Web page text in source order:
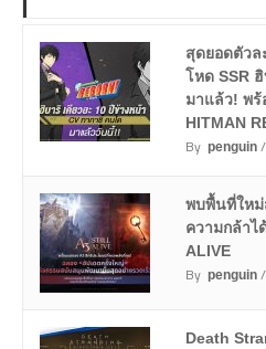
สุดยอดตัวล
โหด SSR
มาแล้ว! พ
HITMAN
By penguin/
พบพื้นที่ใหม่
ความกล้าไ
ALIVE
By penguin/
Death